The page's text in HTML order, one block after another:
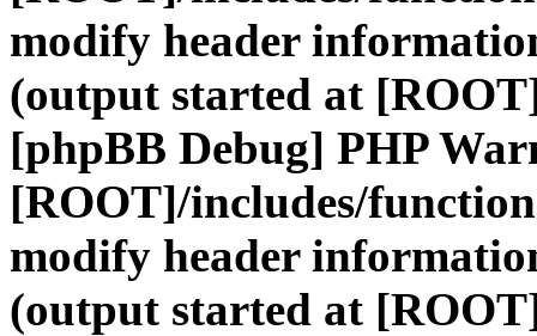
modify header
(output started at
[phpBB Debug] PHP
[ROOT]/includes/
modify header
(output started at